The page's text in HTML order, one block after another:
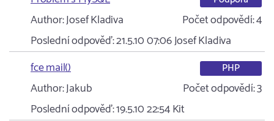
Author:Josef Kladiva Počet odpovědí:4
Poslední odpověď:21.5.10 07:06Josef Kladiva
fce mail()
PHP
Author:Jakub Počet odpovědí:3
Poslední odpověď:19.5.10 22:54Kit